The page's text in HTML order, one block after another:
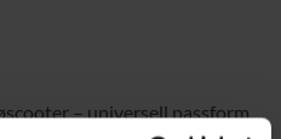
– universell passform